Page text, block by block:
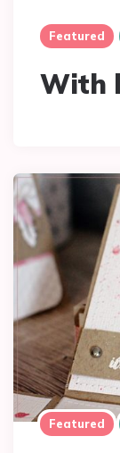
Featured
With
Featured